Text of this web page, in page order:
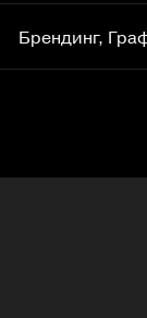
Брендинг,